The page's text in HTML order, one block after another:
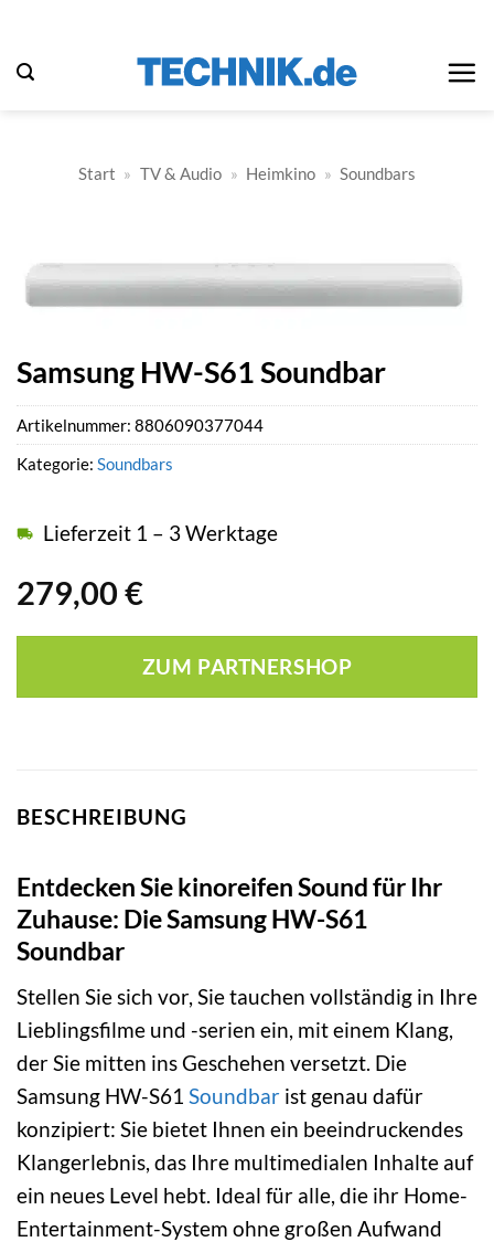
springen
Start » TV & Audio » Heimkino » Soundbars
Samsung HW-S61 Soundbar
279,00 €
Lieferzeit 1 – 3 Werktage
ZUM PARTNERSHOP
Artikelnummer: 8806090377044
Kategorie: Soundbars
BESCHREIBUNG
Entdecken Sie kinoreifen Sound für Ihr
Zuhause: Die Samsung HW-S61
Soundbar
Stellen Sie sich vor, Sie tauchen vollständig in Ihre
Lieblingsfilme und -serien ein, mit einem Klang,
der Sie mitten ins Geschehen versetzt. Die
Samsung HW-S61 Soundbar ist genau dafür
konzipiert: Sie bietet Ihnen ein beeindruckendes
Klangerlebnis, das Ihre multimedialen Inhalte auf
ein neues Level hebt. Ideal für alle, die ihr Home-
Entertainment-System ohne großen Aufwand